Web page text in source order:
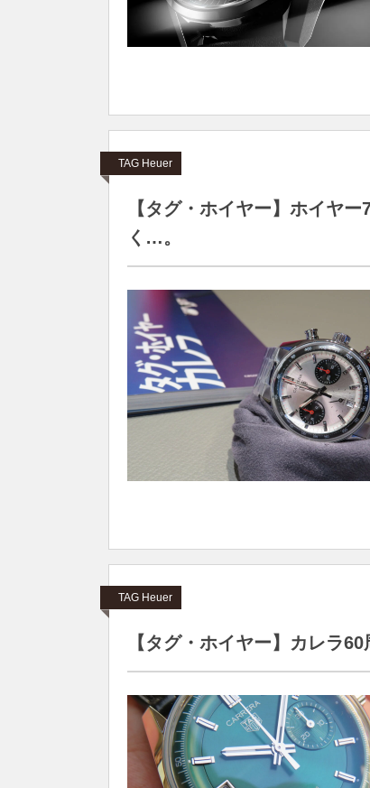
TAG Heuer
【タグ・ホイヤー】ホイヤ
く…。
TAG Heuer
【タグ・ホイヤー】カレラ